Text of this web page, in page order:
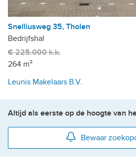
Snelliusweg 35, Tholen
Bedrijfshal
€ 225.000 k.k.
264 m²
Leunis Makelaars B.V.
Altijd als eerste op de hoogte van
Bewaar